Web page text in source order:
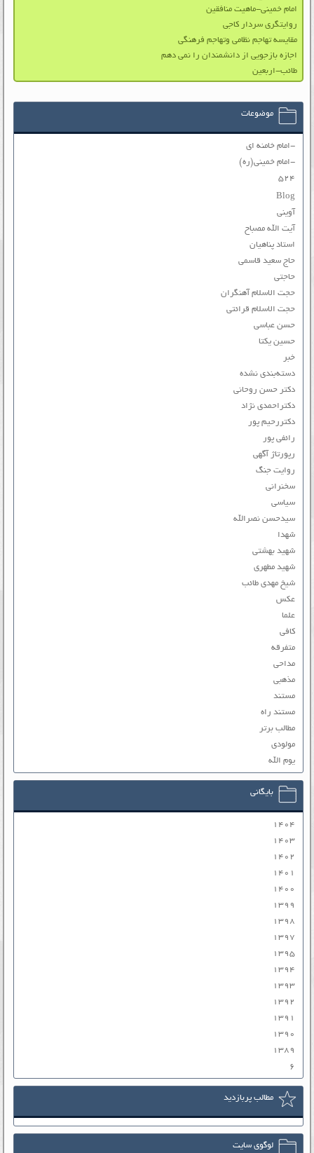
امام خمینی-ماهیت منافقین
روایتگری سردار کاجی
مقایسه تهاجم نظامی وتهاجم فرهنگی
اجازه بازجویی از دانشمندان را نمی دهم
طائب-اربعین
موضوعات
-امام خامنه ای
-امام خمینی(ره)
۵۲۴
Blog
آوینی
آیت الله مصباح
استاد پناهیان
حاج سعید قاسمی
حاجتی
حجت الاسلام آهنگران
حجت الاسلام قرائتی
حسن عباسی
حسین یکتا
خبر
دسته‌بندی نشده
دکتر حسن روحانی
دکتراحمدی نژاد
دکتررحیم پور
رائفی پور
رپورتاژ آگهی
روایت جنگ
سخنرانی
سیاسی
سیدحسن نصرالله
شهدا
شهید بهشتی
شهید مطهری
شیخ مهدی طائب
عکس
علما
کافی
متفرقه
مداحی
مذهبی
مستند
مستند راه
مطالب برتر
مولودی
یوم الله
بایگانی
۱۴۰۴
۱۴۰۳
۱۴۰۲
۱۴۰۱
۱۴۰۰
۱۳۹۹
۱۳۹۸
۱۳۹۷
۱۳۹۵
۱۳۹۴
۱۳۹۳
۱۳۹۲
۱۳۹۱
۱۳۹۰
۱۳۸۹
۶
مطالب پربازدید
لوگوی سایت